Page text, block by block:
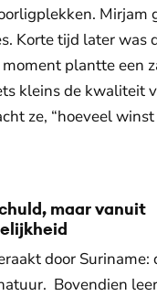
Mirjam
Korte tijd later was
plantte een
kleins de kwaliteit
ze, “hoeveel
maar vanuit
door Suriname:
Bovendien